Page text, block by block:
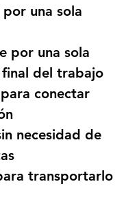
una sola
por una sola
final del trabajo
conectar
necesidad de
transportarlo